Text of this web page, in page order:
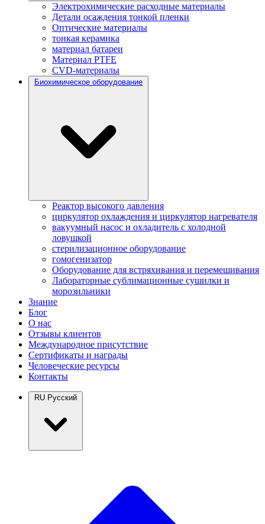
Электрохимические расходные материалы
Детали осаждения тонкой пленки
Оптические материалы
тонкая керамика
материал батареи
Материал PTFE
CVD-материалы
Биохимическое оборудование
Реактор высокого давления
циркулятор охлаждения и циркулятор нагревателя
вакуумный насос и охладитель с холодной
ловушкой
стерилизационное оборудование
гомогенизатор
Оборудование для встряхивания и перемешивания
Лабораторные сублимационные сушилки и
морозильники
Знание
Блог
О нас
Отзывы клиентов
Международное присутствие
Сертификаты и награды
Человеческие ресурсы
Контакты
RU Русский